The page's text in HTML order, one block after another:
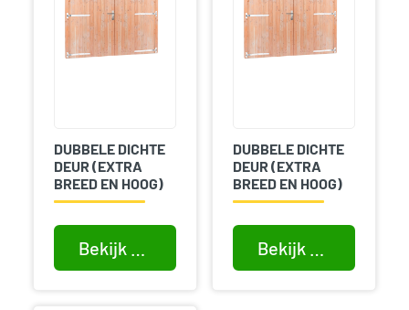
DUBBELE DICHTE
DEUR (EXTRA
BREED EN HOOG)
DUBBELE DICHTE
DEUR (EXTRA
BREED EN HOOG)